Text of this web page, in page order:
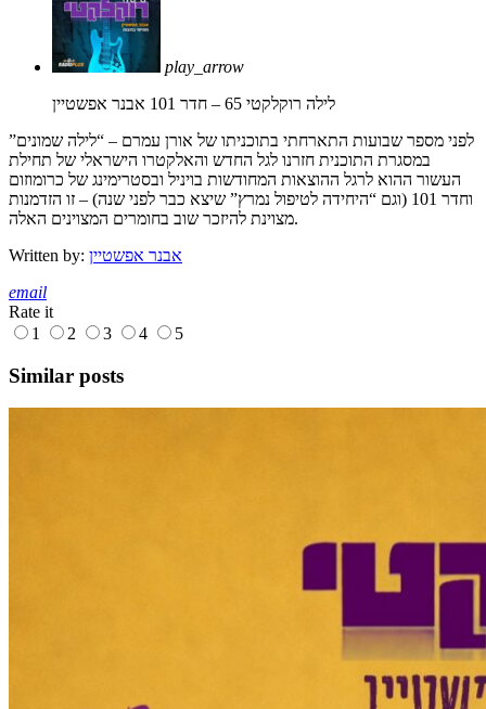
play_arrow
לילה רוקלקטי 65 – חדר 101
אבנר אפשטיין
לפני מספר שבועות התארחתי בתוכניתו של אורן עמרם – “לילה שמונים”
במסגרת התוכנית חזרנו לגל החדש והאלקטרו הישראלי של תחילת
העשור ההוא לרגל ההוצאות המחודשות בויניל ובסטרימינג של כרומוזום
וחדר 101 (וגם “היחידה לטיפול נמרץ” שיצא כבר לפני שנה) – זו הזדמנות
מצוינת להיזכר שוב בחומרים המצוינים האלה.
Written by: אבנר אפשטיין
email
Rate it
1
2 3 4 5
Similar posts